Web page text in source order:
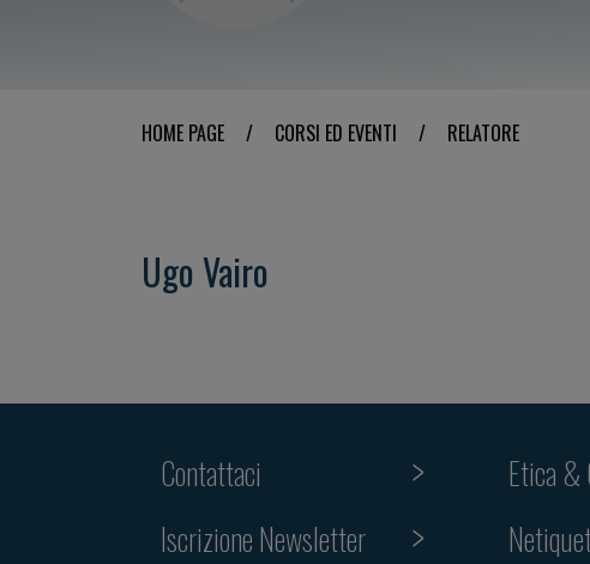
HOME PAGE / CORSI ED EVENTI / RELATORE
Ugo Vairo
Contattaci
Iscrizione Newsletter
Etica &